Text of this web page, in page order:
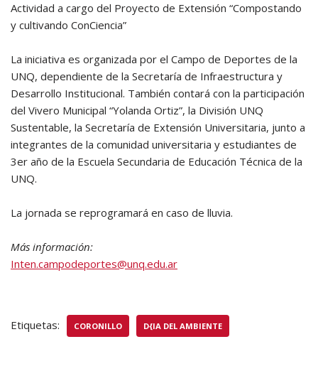
Actividad a cargo del Proyecto de Extensión “Compostando
y cultivando ConCiencia”
La iniciativa es organizada por el Campo de Deportes de la
UNQ, dependiente de la Secretaría de Infraestructura y
Desarrollo Institucional. También contará con la participación
del Vivero Municipal “Yolanda Ortiz”, la División UNQ
Sustentable, la Secretaría de Extensión Universitaria, junto a
integrantes de la comunidad universitaria y estudiantes de
3er año de la Escuela Secundaria de Educación Técnica de la
UNQ.
La jornada se reprogramará en caso de lluvia.
Más información:
Inten.campodeportes@unq.edu.ar
Etiquetas: CORONILLO D{IA DEL AMBIENTE